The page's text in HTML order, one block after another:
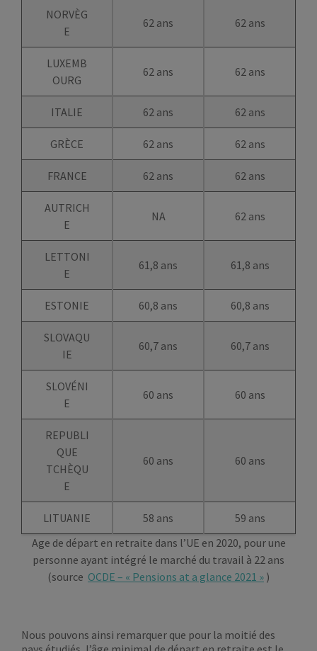
NORVÈG
E
62 ans 62 ans
LUXEMB
OURG
62 ans 62 ans
ITALIE 62 ans 62 ans
GRÈCE 62 ans 62 ans
FRANCE 62 ans 62 ans
AUTRICH
E
NA 62 ans
LETTONI
E
61,8 ans 61,8 ans
ESTONIE 60,8 ans 60,8 ans
SLOVAQU
IE
60,7 ans 60,7 ans
SLOVÉNI
E
60 ans 60 ans
REPUBLI
QUE
TCHÈQU
E
60 ans 60 ans
LITUANIE 58 ans
59 ans
Age de départ en retraite dans l’UE en 2020, pour une
personne ayant intégré le marché du travail à 22 ans
(source OCDE – « Pensions at a glance 2021 » )
Nous pouvons ainsi remarquer que pour la moitié des